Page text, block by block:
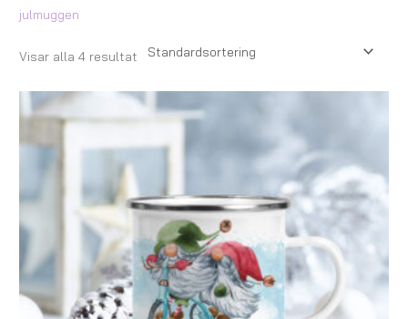
julmuggen
Visar alla 4 resultat